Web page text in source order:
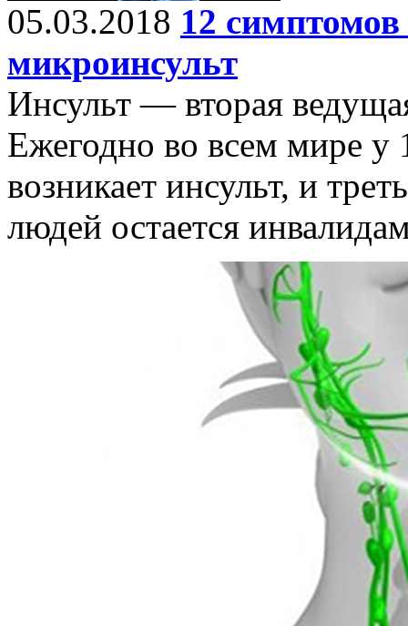
05.03.2018 12
микроинсульт
Инсульт — вторая
Ежегодно во всем мире у
возникает инсульт, и
людей остается